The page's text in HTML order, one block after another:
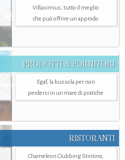
Villasimius, tutto il meglio
che può offrire un approdo
PRODOTTI & FORNITORI
Egaf, la bussola per non
perdersi in un mare di pratiche
RISTORANTI
Chameleon Clubbing Stintino,